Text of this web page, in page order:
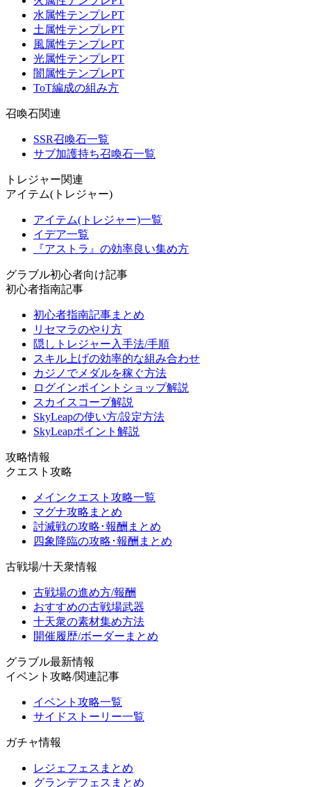
水属性テンプレPT
土属性テンプレPT
風属性テンプレPT
光属性テンプレPT
闇属性テンプレPT
ToT編成の組み方
召喚石関連
SSR召喚石一覧
サブ加護持ち召喚石一覧
トレジャー関連
アイテム(トレジャー)
アイテム(トレジャー)一覧
イデア一覧
『アストラ』の効率良い集め方
グラブル初心者向け記事
初心者指南記事
初心者指南記事まとめ
リセマラのやり方
隠しトレジャー入手法/手順
スキル上げの効率的な組み合わせ
カジノでメダルを稼ぐ方法
ログインポイントショップ解説
スカイスコープ解説
SkyLeapの使い方/設定方法
SkyLeapポイント解説
攻略情報
クエスト攻略
メインクエスト攻略一覧
マグナ攻略まとめ
討滅戦の攻略･報酬まとめ
四象降臨の攻略･報酬まとめ
古戦場/十天衆情報
古戦場の進め方/報酬
おすすめの古戦場武器
十天衆の素材集め方法
開催履歴/ボーダーまとめ
グラブル最新情報
イベント攻略/関連記事
イベント攻略一覧
サイドストーリー一覧
ガチャ情報
レジェフェスまとめ
グランデフェスまとめ